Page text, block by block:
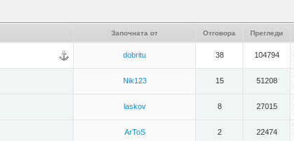
Започната от Отговора Прегледи
dobritu 38 104794
Nik123 15 51208
laskov 8 27015
ArToS 2 22474